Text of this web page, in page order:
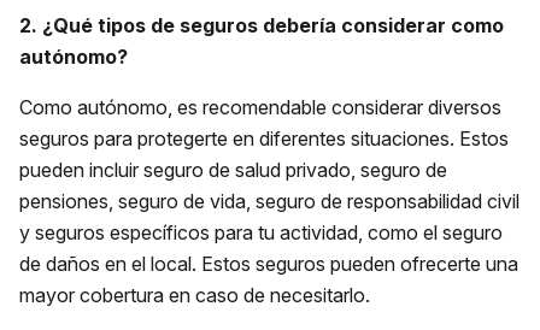
2. ¿Qué tipos de seguros debería considerar como
autónomo?
Como autónomo, es recomendable considerar diversos
seguros para protegerte en diferentes situaciones. Estos
pueden incluir seguro de salud privado, seguro de
pensiones, seguro de vida, seguro de responsabilidad civil
y seguros específicos para tu actividad, como el seguro
de daños en el local. Estos seguros pueden ofrecerte una
mayor cobertura en caso de necesitarlo.